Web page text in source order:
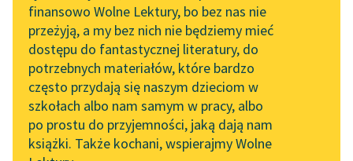
Zapraszamy na spotkanie
online z tłumaczkami
literatury skandynawskiej
Spotkanie z Katarzyną
Tunkiel w Oslo
102. lata temu zmarł
Joseph Conrad
API
OAI-PMH
Widget Wolnych Lektur
Przypisy
finansowo Wolne Lektury, bo bez nas nie
przeżyją, a my bez nich nie będziemy mieć
dostępu do fantastycznej literatury, do
potrzebnych materiałów, które bardzo
często przydają się naszym dzieciom w
szkołach albo nam samym w pracy, albo
po prostu do przyjemności, jaką dają nam
książki. Także kochani, wspierajmy Wolne
Pocałunki
Plaża w nocy
Wybrzeże
Syreny